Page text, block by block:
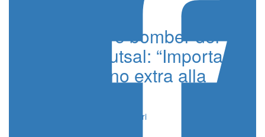
Morel, portiere bomber del
Barcellona Futsal: “Importante
dare una mano extra alla
6 Febbraio 2024 - Alessandro Calleri